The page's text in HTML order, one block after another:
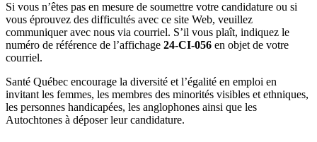
Si vous n’êtes pas en mesure de soumettre votre candidature ou si
vous éprouvez des difficultés avec ce site Web, veuillez
communiquer avec nous via courriel. S’il vous plaît, indiquez le
numéro de référence de l’affichage 24-CI-056 en objet de votre
courriel.
Santé Québec encourage la diversité et l’égalité en emploi en
invitant les femmes, les membres des minorités visibles et ethniques,
les personnes handicapées, les anglophones ainsi que les
Autochtones à déposer leur candidature.